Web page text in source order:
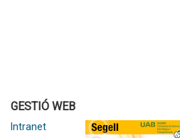
GESTIÓ WEB
Intranet